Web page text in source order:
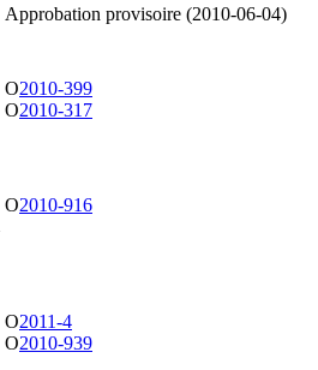
Approbation provisoire (2010-06-04)
O2010-399
O2010-317
O2010-916
O2011-4
O2010-939